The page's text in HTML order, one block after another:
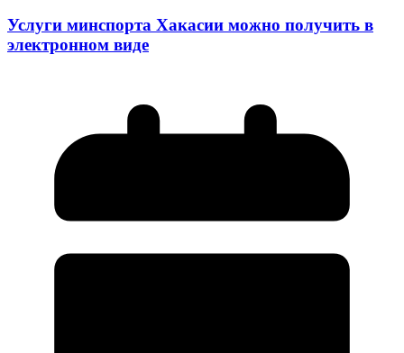
Услуги минспорта Хакасии можно получить в
электронном виде